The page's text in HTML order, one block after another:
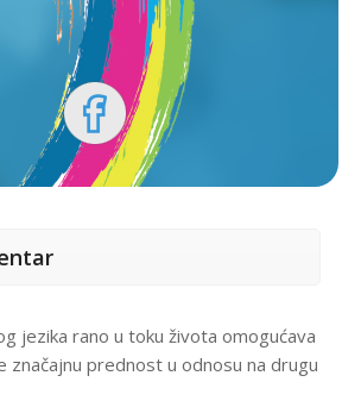
jezika rano u toku života omogućava
značajnu prednost u odnosu na drugu